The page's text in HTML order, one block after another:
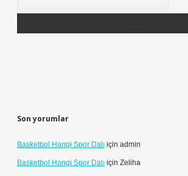
Son yorumlar
Basketbol Hangi Spor Dalı için admin
Basketbol Hangi Spor Dalı için Zeliha